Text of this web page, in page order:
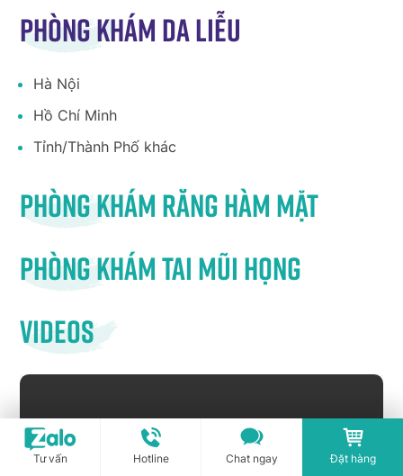
Phòng khám da liễu
Hà Nội
Hồ Chí Minh
Tỉnh/Thành Phố khác
Phòng khám răng hàm mặt
Phòng khám tai mũi họng
Videos
Tư vấn Hotline Chat ngay Đặt hàng